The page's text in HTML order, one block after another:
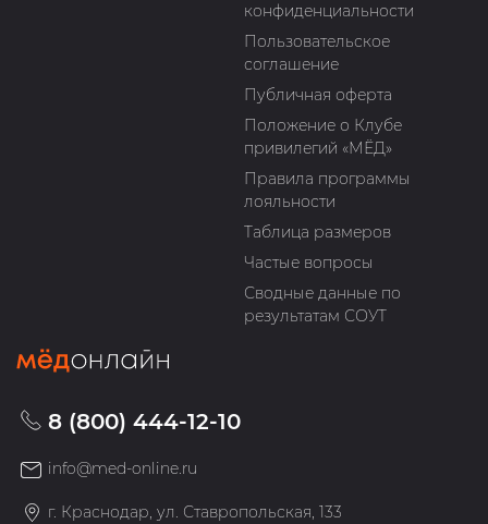
конфиденциальности
Пользовательское
соглашение
Публичная оферта
Положение о Клубе
привилегий «МЁД»
Правила программы
лояльности
Таблица размеров
Частые вопросы
Сводные данные по
результатам СОУТ
8 (800) 444-12-10
info@med-online.ru
г. Краснодар, ул. Ставропольская, 133